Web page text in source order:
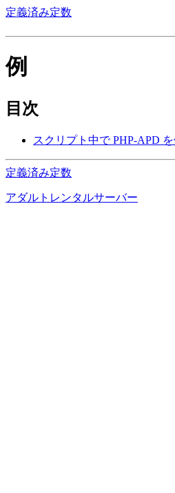
定義済み定数
例
目次
スクリプト中で PHP-APD
定義済み定数
アダルトレンタルサーバー